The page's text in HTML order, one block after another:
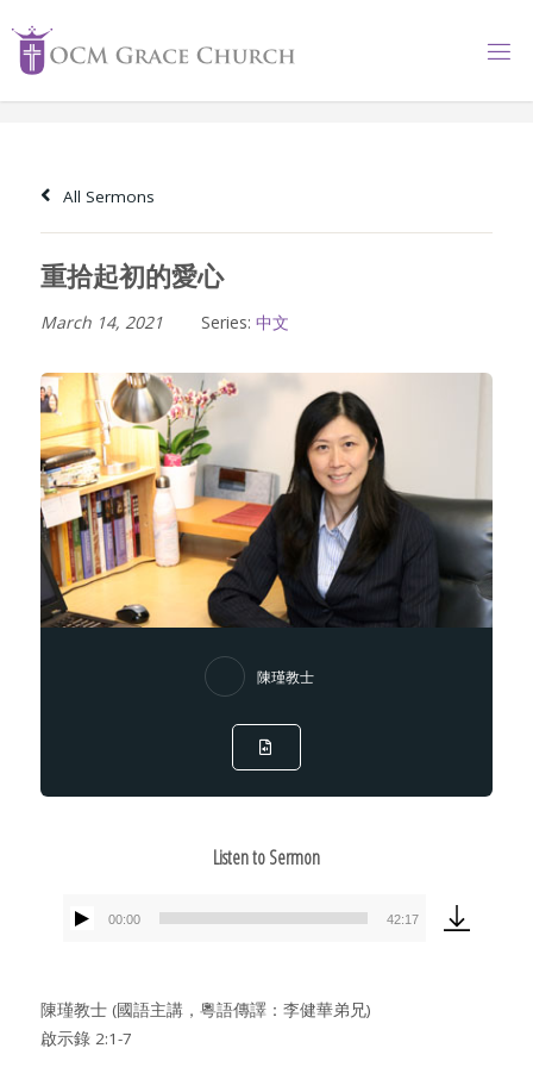
content
All Sermons
重拾起初的愛心
March 14, 2021 Series: 中文
陳瑾教士
Listen to Sermon
Audio
00:00 42:17
陳瑾教士 (國語主講，粵語傳譯：李健華弟兄)
啟示錄 2:1-7